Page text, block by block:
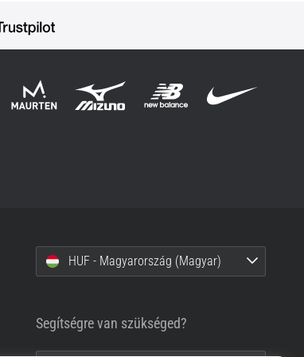
HUF - Magyarország (Magyar)
Segítségre van szükséged?